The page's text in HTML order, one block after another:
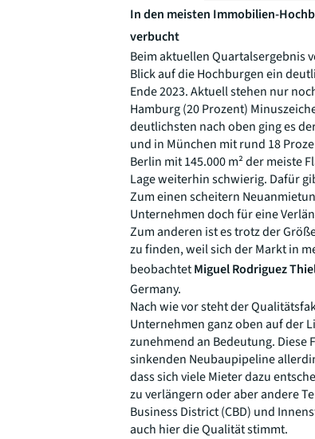
In den meisten Immobilien-
verbucht
Beim aktuellen Quartalsergebnis
Blick auf die Hochburgen ein
Ende 2023. Aktuell stehen nur
Hamburg (20 Prozent)
deutlichsten nach oben ging es
und in München mit rund 18
Berlin mit 145.000 m² der meiste
Lage weiterhin schwierig. Dafür
Zum einen scheitern
Unternehmen doch für eine
Zum anderen ist es trotz der
zu finden, weil sich der Markt in
beobachtetMiguel Rodriguez
Germany.
Nach wie vor steht der
Unternehmen ganz oben auf der
zunehmend an Bedeutung. Diese
sinkenden Neubaupipeline
dass sich viele Mieter dazu
zu verlängern oder aber andere
Business District (CBD) und
auch hier die Qualität stimmt.